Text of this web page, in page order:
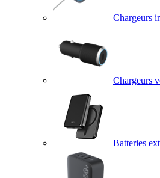
Chargeurs
Chargeurs
Batteries